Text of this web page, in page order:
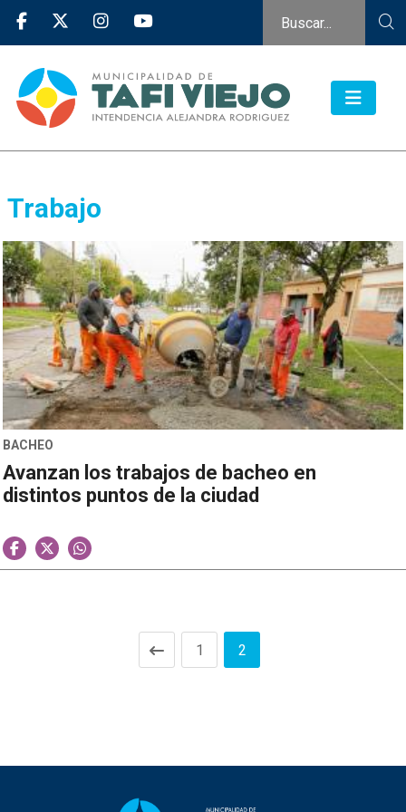
Trabajo
BACHEO
Avanzan los trabajos de bacheo en
distintos puntos de la ciudad
1 2